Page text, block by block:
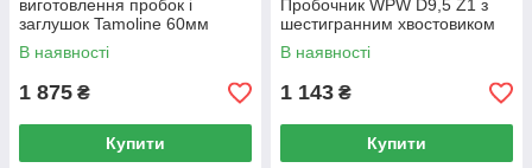
виготовлення пробок і
заглушок Tamoline 60мм
В наявності
1 875 ₴
Купити
Пробочник WPW D9,5 Z1 з
шестигранним хвостовиком
В наявності
1 143 ₴
Купити